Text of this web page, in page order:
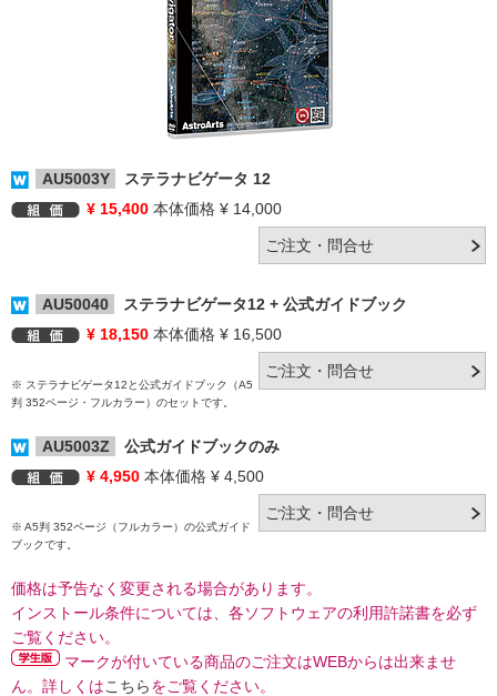
AU5003Y
ステラナビゲータ 12
¥ 15,400 本体価格 ¥ 14,000
AU50040
ステラナビゲータ12 + 公式ガイドブック
¥ 18,150 本体価格 ¥ 16,500
※ ステラナビゲータ12と公式ガイドブック（A5
判 352ページ・フルカラー）のセットです。
AU5003Z
公式ガイドブックのみ
¥ 4,950 本体価格 ¥ 4,500
※ A5判 352ページ（フルカラー）の公式ガイド
ブックです。
価格は予告なく変更される場合があります。
インストール条件については、各ソフトウェアの利用許諾書を必ず
ご覧ください。
マークが付いている商品のご注文はWEBからは出来ませ
ん。詳しくはこちらをご覧ください。